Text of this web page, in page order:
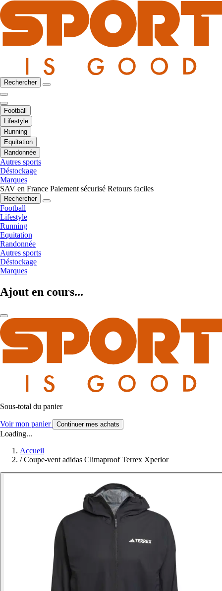
Rechercher
Football
Lifestyle
Running
Equitation
Randonnée
Autres sports
Déstockage
Marques
SAV en France Paiement sécurisé Retours faciles
Rechercher
Football
Lifestyle
Running
Equitation
Randonnée
Autres sports
Déstockage
Marques
Ajout en cours...
Sous-total du panier
Voir mon panier Continuer mes achats
Loading...
Accueil
/ Coupe-vent adidas Climaproof Terrex Xperior